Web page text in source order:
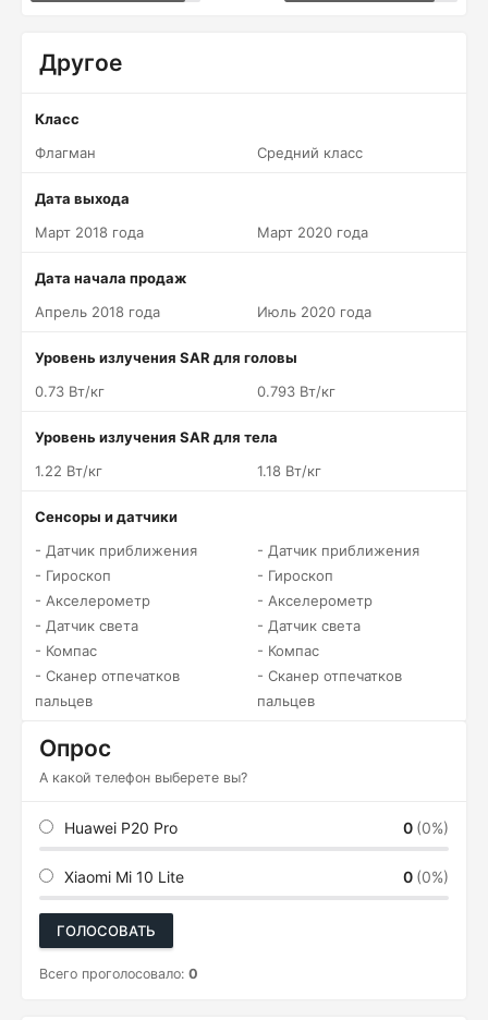
Другое
Класс
Флагман
Средний класс
Дата выхода
Март 2018 года
Март 2020 года
Дата начала продаж
Апрель 2018 года
Июль 2020 года
Уровень излучения SAR для головы
0.73 Вт/кг
0.793 Вт/кг
Уровень излучения SAR для тела
1.22 Вт/кг
1.18 Вт/кг
Сенсоры и датчики
- Датчик приближения
- Гироскоп
- Акселерометр
- Датчик света
- Компас
- Сканер отпечатков
пальцев
- Датчик приближения
- Гироскоп
- Акселерометр
- Датчик света
- Компас
- Сканер отпечатков
пальцев
Опрос
А какой телефон выберете вы?
Huawei P20 Pro 0 (0%)
Xiaomi Mi 10 Lite 0 (0%)
ГОЛОСОВАТЬ
Всего проголосовало: 0